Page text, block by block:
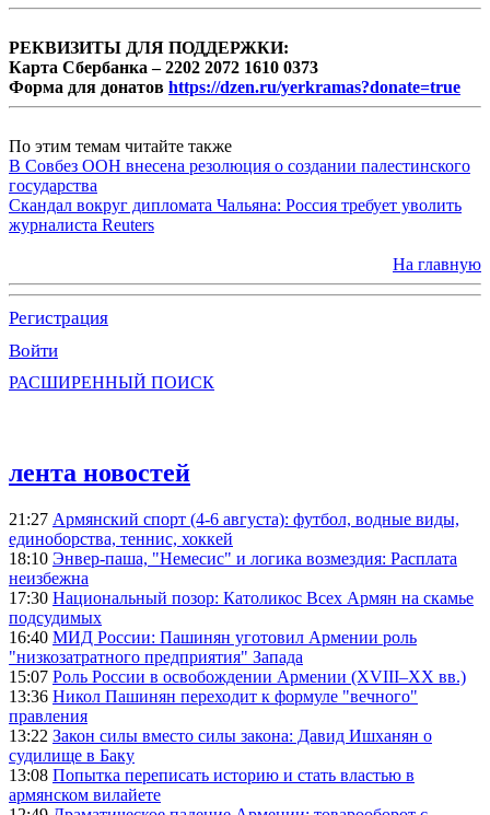
РЕКВИЗИТЫ ДЛЯ ПОДДЕРЖКИ:
Карта Сбербанка – 2202 2072 1610 0373
Форма для донатов https://dzen.ru/yerkramas?donate=true
По этим темам читайте также
В Совбез ООН внесена резолюция о создании палестинского
государства
Скандал вокруг дипломата Чальяна: Россия требует уволить
журналиста Reuters
На главную
Регистрация
Войти
РАСШИРЕННЫЙ ПОИСК
лента новостей
21:27 Армянский спорт (4-6 августа): футбол, водные виды,
единоборства, теннис, хоккей
18:10 Энвер-паша, "Немесис" и логика возмездия: Расплата
неизбежна
17:30 Национальный позор: Католикос Всех Армян на скамье
подсудимых
16:40 МИД России: Пашинян уготовил Армении роль
"низкозатратного предприятия" Запада
15:07 Роль России в освобождении Армении (XVIII–XX вв.)
13:36 Никол Пашинян переходит к формуле "вечного"
правления
13:22 Закон силы вместо силы закона: Давид Ишханян о
судилище в Баку
13:08 Попытка переписать историю и стать властью в
армянском вилайете